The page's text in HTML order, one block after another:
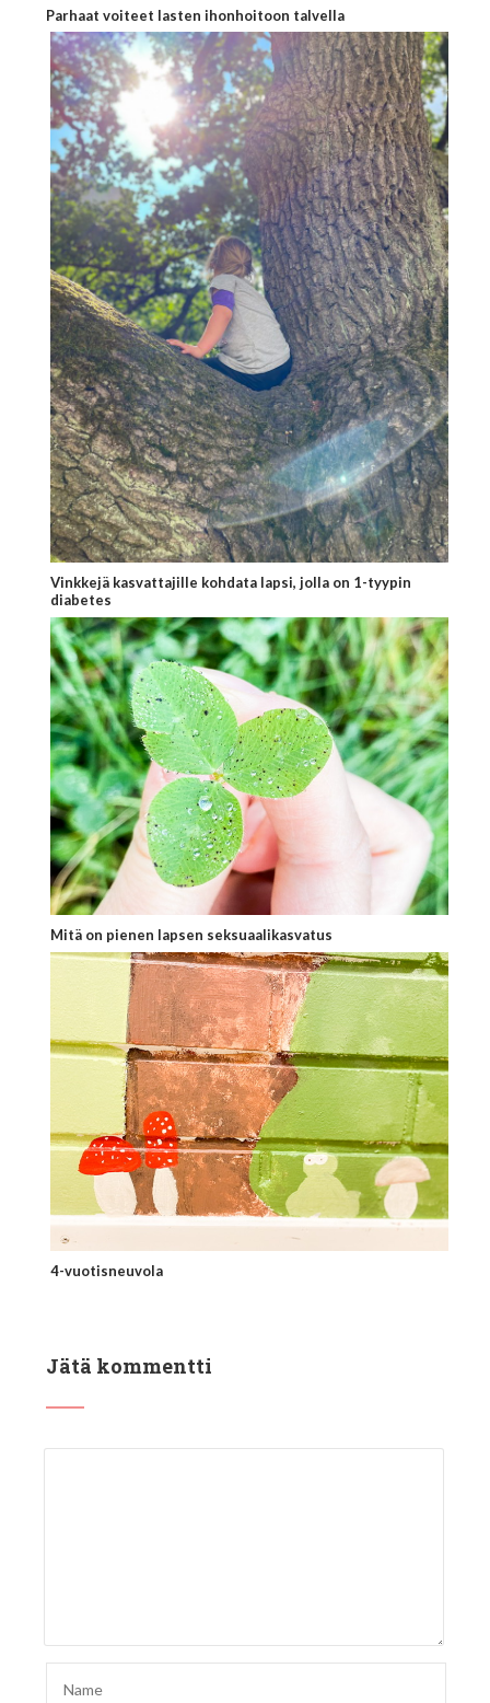
Parhaat voiteet lasten ihonhoitoon talvella
Vinkkejä kasvattajille kohdata lapsi, jolla on 1-tyypin
diabetes
Mitä on pienen lapsen seksuaalikasvatus
4-vuotisneuvola
Jätä kommentti